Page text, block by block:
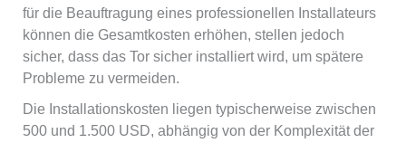
für die Beauftragung eines professionellen Installateurs
können die Gesamtkosten erhöhen, stellen jedoch
sicher, dass das Tor sicher installiert wird, um spätere
Probleme zu vermeiden.
Die Installationskosten liegen typischerweise zwischen
500 und 1.500 USD, abhängig von der Komplexität der